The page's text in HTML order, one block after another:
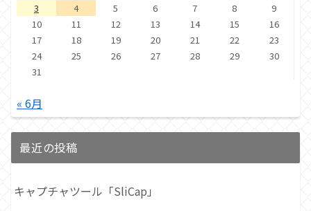
3
4 5 6 7 8
9
10
11 12 13 14 15
16
17
18 19 20 21 22
23
24
25 26 27 28 29
30
31
« 6月
最近の投稿
キャプチャツール「SliCap」